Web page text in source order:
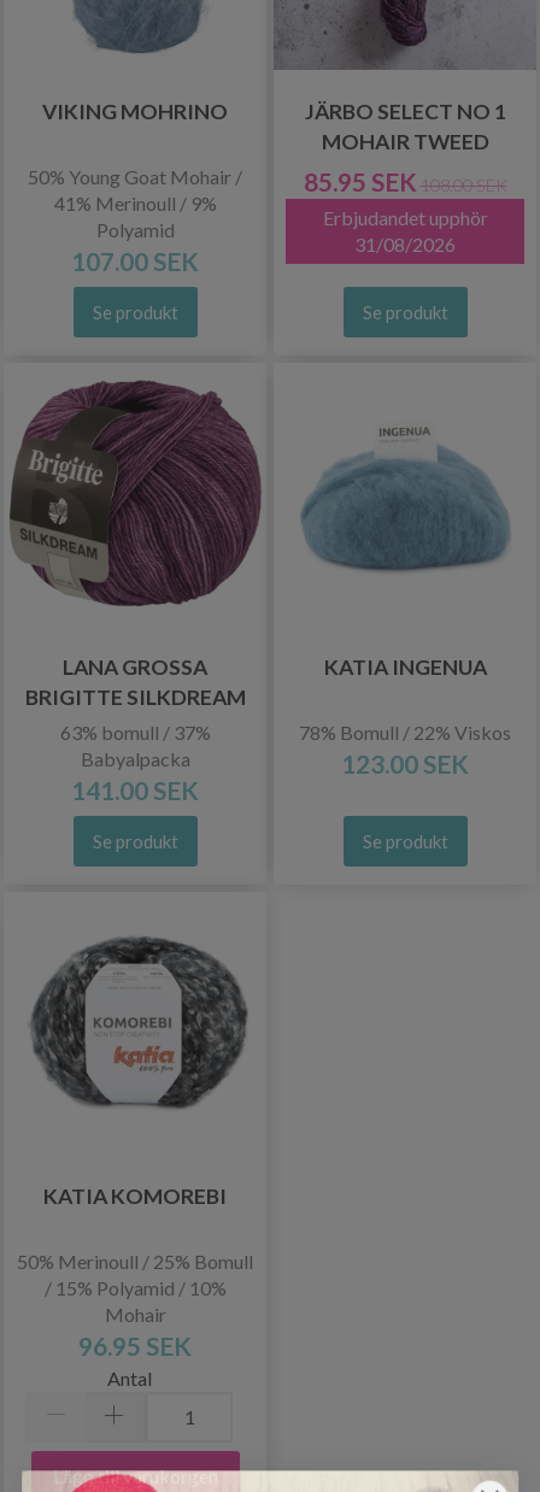
VIKING MOHRINO
50% Young Goat Mohair /
41% Merinoull / 9%
Polyamid
107.00 SEK
Se produkt
JÄRBO SELECT NO 1
MOHAIR TWEED
85.95 SEK 108.00 SEK
Erbjudandet upphör
31/08/2026
Se produkt
LANA GROSSA
BRIGITTE SILKDREAM
63% bomull / 37%
Babyalpacka
141.00 SEK
Se produkt
KATIA INGENUA
78% Bomull / 22% Viskos
123.00 SEK
Se produkt
KATIA KOMOREBI
50% Merinoull / 25% Bomull
/ 15% Polyamid / 10%
Mohair
96.95 SEK
Antal
Lägg till varukorgen